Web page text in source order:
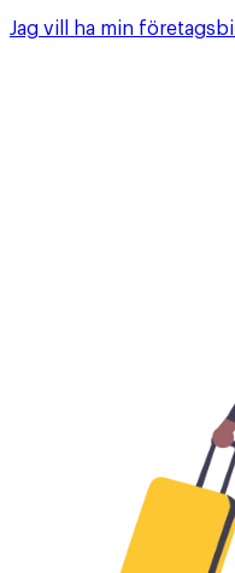
Jag vill ha min företagsbil